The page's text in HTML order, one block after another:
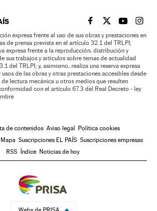
EL PAÍS BRASIL EN
EL PAÍSEL PAÍS
EL
expresa frente al uso de sus obras y prestaciones en
de prensa prevista en el artículo 32.1 del TRLPI;
expresa frente a la reproducción, distribución y
sus trabajos y artículos sobre temas de actualidad
del TRLPI; y, asimismo, realiza una reserva expresa
de las obras y otras prestaciones accesibles desde
lectura mecánica u otros medios que resulten
con el artículo 67.3 del Real Decreto - ley
de contenidos Aviso legal Política cookies
Mapa Suscripciones EL PAÍS Suscripciones empresas
RSS Índice Noticias de hoy